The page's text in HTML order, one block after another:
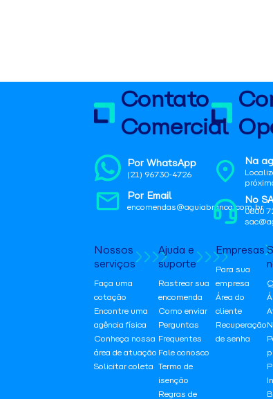
Contato
Comercial
Por WhatsApp
(21) 96730-4726
Por Email
encomendas@aguiabranca.com.br
Na
No
0800
Nossos
serviços
Faça uma
cotação
Encontre uma
agência física
Conheça nossa
área de atuação
Solicitar coleta
Ajuda e
suporte
Rastrear sua
encomenda
Como enviar
Perguntas
Frequentes
Fale conosco
Termo de
isenção
Regras de
Empresas
Para sua
empresa
Área do
cliente
Recuperação
de senha